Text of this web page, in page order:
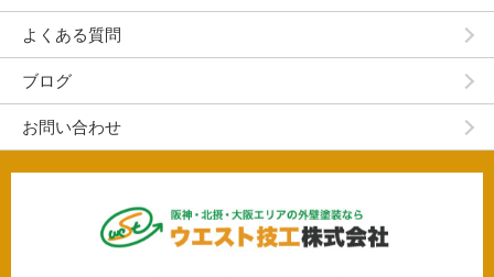
よくある質問
ブログ
お問い合わせ